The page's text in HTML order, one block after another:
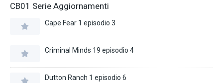
CB01 Serie Aggiornamenti
Cape Fear 1 episodio 3
Criminal Minds 19 episodio 4
Dutton Ranch 1 episodio 6